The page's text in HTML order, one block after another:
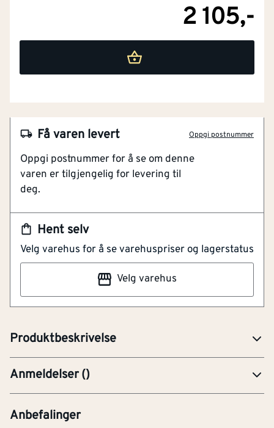
2 105,-
Hent selv
Velg varehus for å se varehuspriser og lagerstatus
Velg varehus
Få varen levert Oppgi postnummer
Oppgi postnummer for å se om denne
varen er tilgjengelig for levering til
deg.
Produktbeskrivelse
Unik beskyttelse for én sesong
Unik effekt mot begroing gjennom sesongen
Unik selvpolerende formulering
Nonstop ii grey 2.5l . Effektivt selvpolerende
sesongen. Ingen skraping, sliping og pussing. Bredt
utvalg med klare, fine farger. Godt egnet for både
motorbåter og seilbåter.
H317 - Kan utløse en allergisk hudreaksjon.
H335 - Kan forårsake irritasjon av
luftveiene.
svimmelhet.
H410 - Meget giftig, med langtidsvirkning,
Anmeldelser()
Anbefalinger